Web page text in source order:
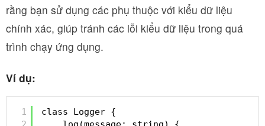
rằng bạn sử dụng các phụ thuộc với kiểu dữ liệu
chính xác, giúp tránh các lỗi kiểu dữ liệu trong quá
trình chạy ứng dụng.
Ví dụ:
1
class Logger {